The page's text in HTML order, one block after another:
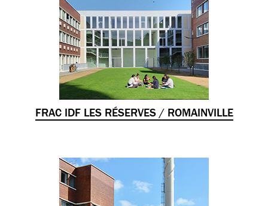
FRAC IDF LES RÉSERVES / ROMAINVILLE